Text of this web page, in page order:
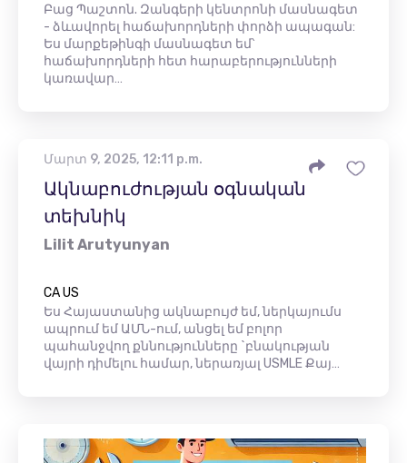
Բաց Պաշտոն. Զանգերի կենտրոնի մասնագետ
- ձևավորել հաճախորդների փորձի ապագան:
Ես մարքեթինգի մասնագետ եմ՝
հաճախորդների հետ հարաբերությունների
կառավար…
Մարտ 9, 2025, 12:11 p.m.
Ակնաբուժության օգնական
տեխնիկ
Lilit Arutyunyan
CA US
Ես Հայաստանից ակնաբույժ եմ, ներկայումս
ապրում եմ ԱՄՆ-ում, անցել եմ բոլոր
պահանջվող քննությունները `բնակության
վայրի դիմելու համար, ներառյալ USMLE Քայ…